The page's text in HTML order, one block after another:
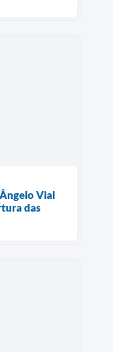
Vial
das